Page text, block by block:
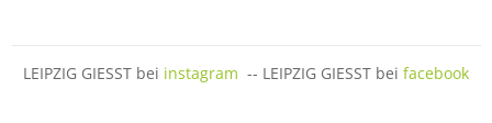
LEIPZIG GIESST bei instagram -- LEIPZIG GIESST bei facebook